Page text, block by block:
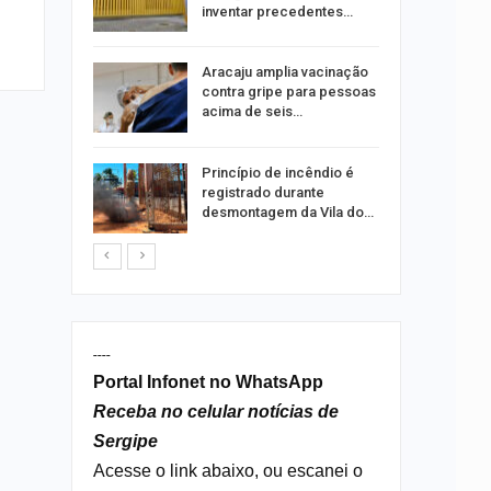
inventar precedentes…
Aracaju amplia vacinação
contra gripe para pessoas
acima de seis…
Princípio de incêndio é
registrado durante
desmontagem da Vila do…
----
Portal Infonet no WhatsApp
Receba no celular notícias de
Sergipe
Acesse o link abaixo, ou escanei o